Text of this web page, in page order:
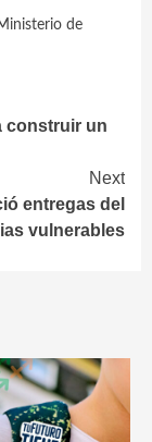
de
construir un
Next
entregas del
vulnerables